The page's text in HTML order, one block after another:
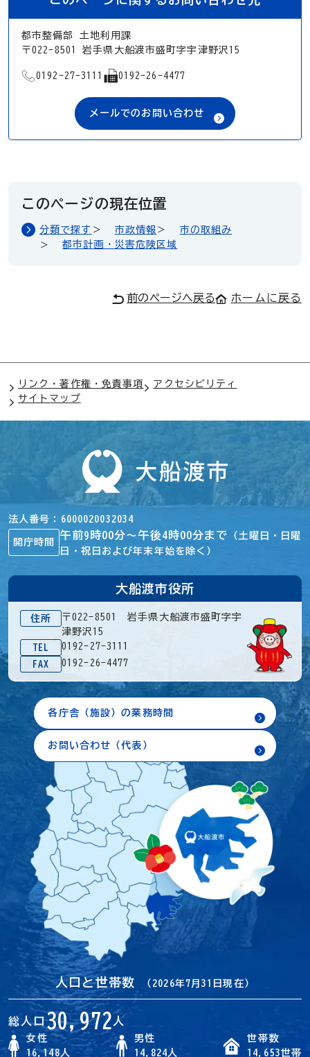
都市整備部 土地利用課
〒022-8501 岩手県大船渡市盛町字宇津野沢15
TEL
0192-27-3111 FAX
0192-26-4477
メールでのお問い合わせ
このページの現在位置
分類で探す 市政情報
市の取組み
都市計画・災害危険区域
前のページへ戻る ホームに戻る
リンク・著作権・免責事項
アクセシビリティ
サイトマップ
法人番号 6000020032034
開庁時間
午前9時00分～午後4時00分まで
（土曜日・日曜
日・祝日および年末年始を除く）
大船渡市役所
住所
〒022-8501 岩手県大船渡市盛町字宇
津野沢15
TEL
0192-27-3111
FAX
0192-26-4477
各庁舎（施設）の業務時間
お問い合わせ（代表）
人口と世帯数 （2026年7月31日現在）
総人口30,972人
女性
16,148人
男性
14,824人
世帯数
14,653世帯